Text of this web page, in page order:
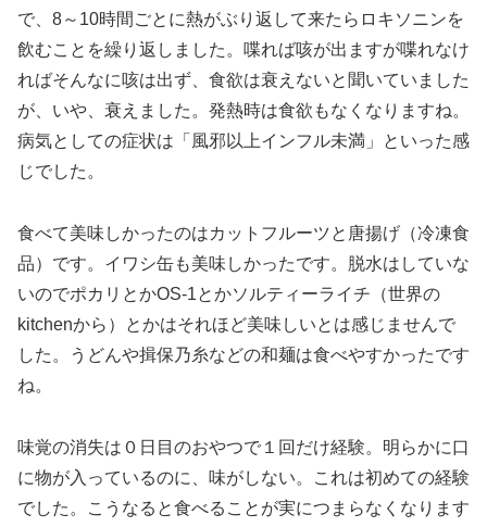
で、8～10時間ごとに熱がぶり返して来たらロキソニンを
飲むことを繰り返しました。喋れば咳が出ますが喋れなけ
ればそんなに咳は出ず、食欲は衰えないと聞いていました
が、いや、衰えました。発熱時は食欲もなくなりますね。
病気としての症状は「風邪以上インフル未満」といった感
じでした。
食べて美味しかったのはカットフルーツと唐揚げ（冷凍食
品）です。イワシ缶も美味しかったです。脱水はしていな
いのでポカリとかOS-1とかソルティーライチ（世界の
kitchenから）とかはそれほど美味しいとは感じませんで
した。うどんや揖保乃糸などの和麺は食べやすかったです
ね。
味覚の消失は０日目のおやつで１回だけ経験。明らかに口
に物が入っているのに、味がしない。これは初めての経験
でした。こうなると食べることが実につまらなくなります